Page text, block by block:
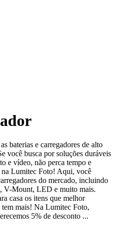
baterias e carregadores de alto
você busca por soluções duráveis
e vídeo, não perca tempo e
na Lumitec Foto! Aqui, você
do mercado, incluindo
V-Mount, LED e muito mais.
casa os itens que melhor
tem mais! Na Lumitec Foto,
5% de desconto ...